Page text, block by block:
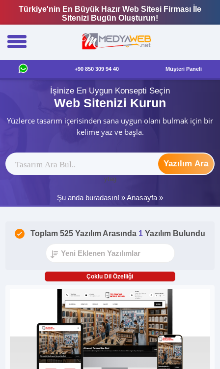
Türkiye'nin En Büyük Hazır Web Sitesi Firması İle
Sitenizi Bugün Oluşturun!
+90 850 309 94 40 Müşteri Paneli
İşinize En Uygun Konsepti Seçin
Web Sitenizi Kurun
Yüzlerce tasarım içerisinden sana uygun olanı bulmak için bir
kelime yaz ve başla.
Yazılım Ara
ytag
Şu anda buradasın! »Anasayfa »
Toplam 525 Yazılım Arasında 1 Yazılım Bulundu
Çoklu Dil Özelliği